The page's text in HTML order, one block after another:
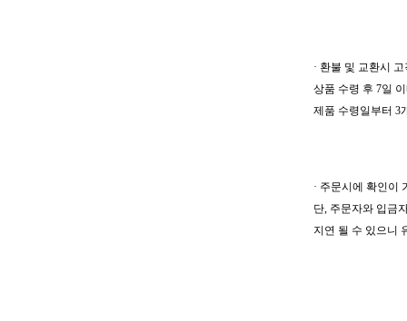
· 환불 및 교환시
상품 수령 후 7일
제품 수령일부터 3
· 주문시에 확인이
단, 주문자와 입금
지연 될 수 있으니